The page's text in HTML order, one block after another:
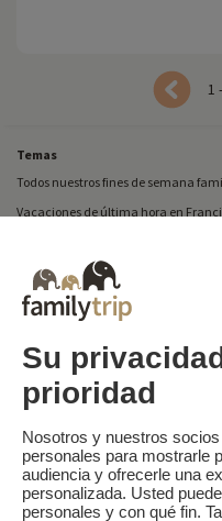
1
Temas
Todos nuestros fines de semana
Vacaciones de última hora en
Vacaciones en camping en Francia
Destinos
Vacaciones de esquí en Francia
Familytrip
¿Quiénes somos?
Condiciones
Lo que la prensa dice de nosotros
Pago seguro
Su
prioridad
Nosotros y nuestros
personales para mostrarle
audiencia y ofrecerle una
personalizada. Usted
personales y con qué fin.